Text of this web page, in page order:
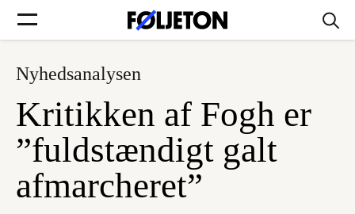
Forsider
Føljetoner
Nyhedsanalysen
Kritikken af Fogh er
”fuldstændigt galt
afmarcheret”